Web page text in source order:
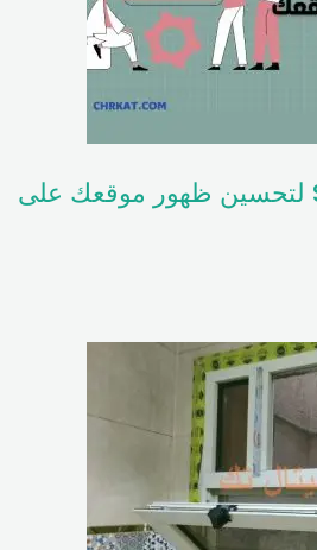
تقديم خدمات SEO لتحسين ظهور موقعك على